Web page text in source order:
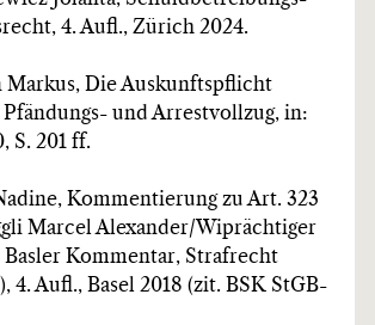
4. Aufl., Zürich 2024.
Markus, Die Auskunftspflicht
und Arrestvollzug, in:
S. 201 ff.
Kommentierung zu Art. 323
Marcel Alexander/Wiprächtiger
Basler Kommentar, Strafrecht
4. Aufl., Basel 2018 (zit. BSK StGB-